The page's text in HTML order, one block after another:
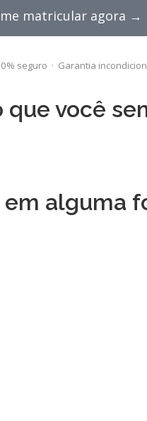
matricular agora →
seguro · Garantia
que você
alguma